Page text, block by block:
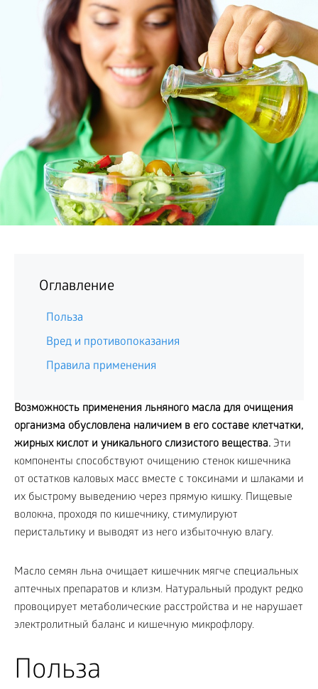
Оглавление
Польза
Вред и противопоказания
Правила применения
Возможность применения льняного масла для очищения
организма обусловлена наличием в его составе клетчатки,
жирных кислот и уникального слизистого вещества. Эти
компоненты способствуют очищению стенок кишечника
от остатков каловых масс вместе с токсинами и шлаками и
их быстрому выведению через прямую кишку. Пищевые
волокна, проходя по кишечнику, стимулируют
перистальтику и выводят из него избыточную влагу.
Масло семян льна очищает кишечник мягче специальных
аптечных препаратов и клизм. Натуральный продукт редко
провоцирует метаболические расстройства и не нарушает
электролитный баланс и кишечную микрофлору.
Польза